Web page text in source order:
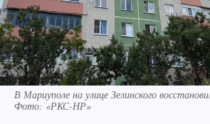
В Мариуполе на улице Зелинского
Фото: «РКС-НР»